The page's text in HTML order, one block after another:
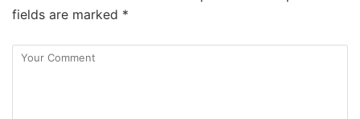
fields are marked *